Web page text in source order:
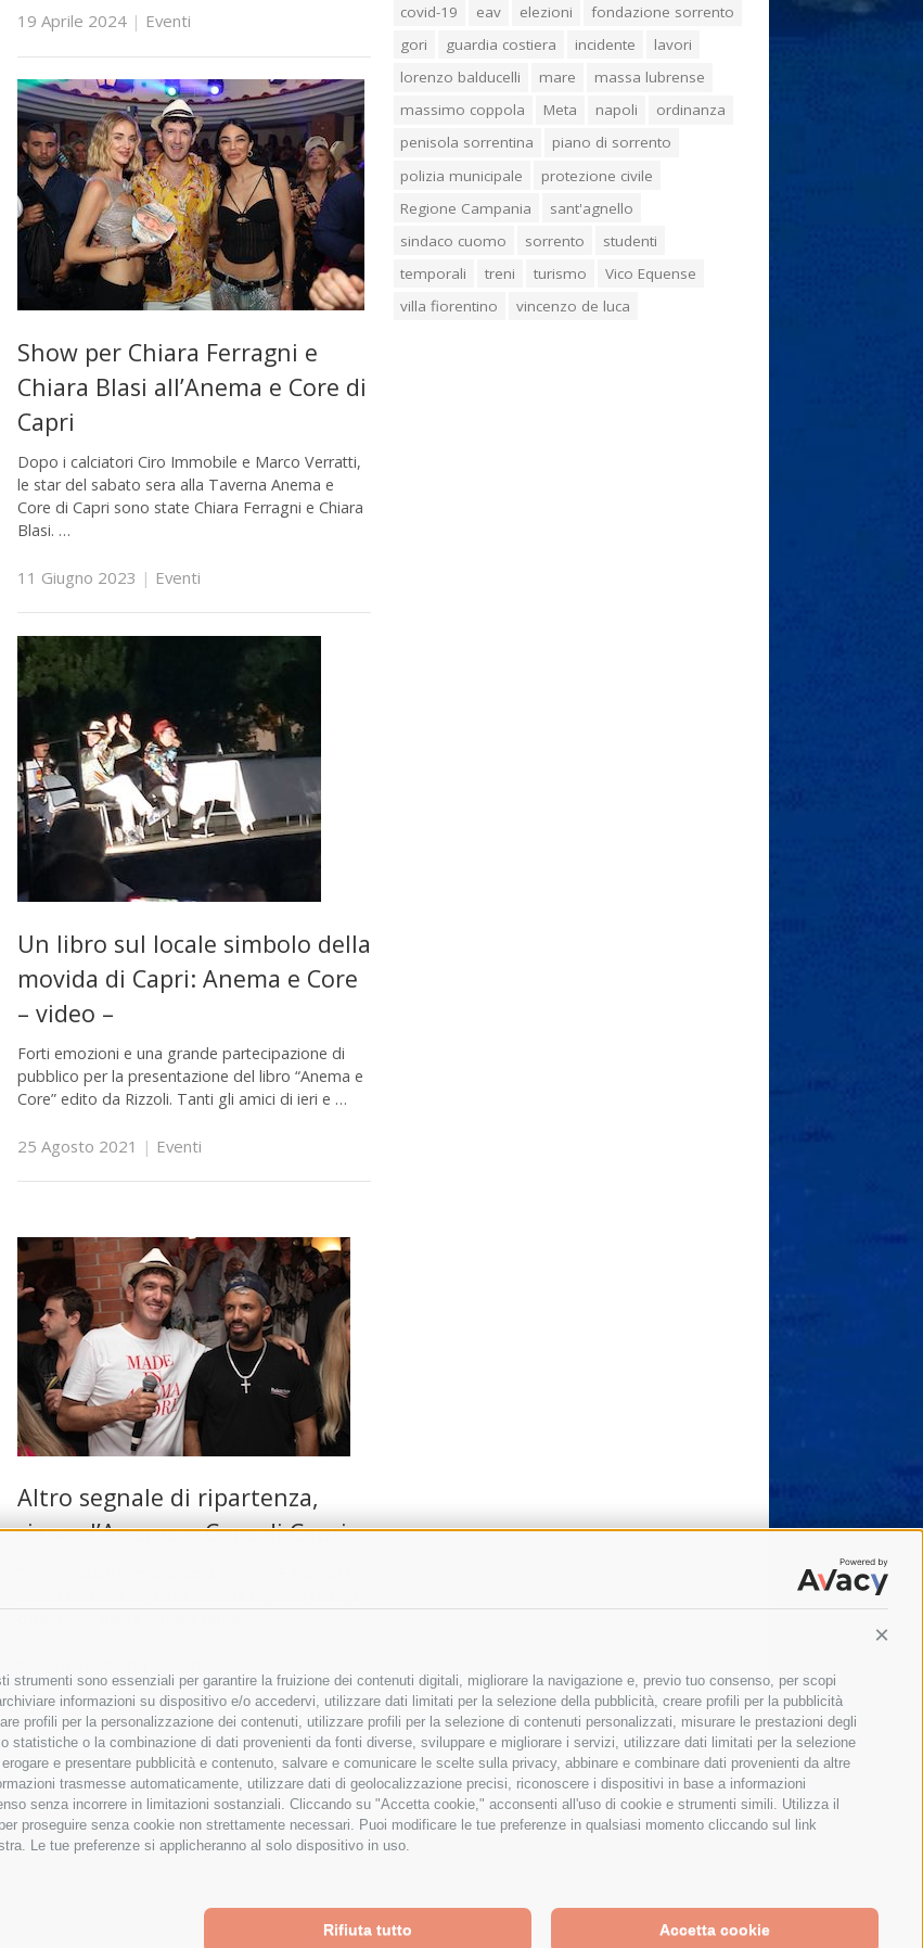
sono essenziali per garantire la fruizione dei contenuti digitali, migliorare la navigazione e, previo tuo consenso, per scopi
informazioni su dispositivo e/o accedervi, utilizzare dati limitati per la selezione della pubblicità, creare profili per la pubblicità
profili per la personalizzazione dei contenuti, utilizzare profili per la selezione di contenuti personalizzati, misurare le prestazioni degli
statistiche o la combinazione di dati provenienti da fonti diverse, sviluppare e migliorare i servizi, utilizzare dati limitati per la selezione
e presentare pubblicità e contenuto, salvare e comunicare le scelte sulla privacy, abbinare e combinare dati provenienti da altre
trasmesse automaticamente, utilizzare dati di geolocalizzazione precisi, riconoscere i dispositivi in base a informazioni
senza incorrere in limitazioni sostanziali. Cliccando su "Accetta cookie," acconsenti all'uso di cookie e strumenti simili. Utilizza il
proseguire senza cookie non strettamente necessari. Puoi modificare le tue preferenze in qualsiasi momento cliccando sul link
Le tue preferenze si applicheranno al solo dispositivo in uso.
Accetta cookie
Rifiuta tutto
19 Aprile 2024| Eventi
Show per Chiara Ferragni e
Chiara Blasi all’Anema e Core di
Capri
Dopo i calciatori Ciro Immobile e Marco Verratti,
le star del sabato sera alla Taverna Anema e
Core di Capri sono state Chiara Ferragni e Chiara
Blasi. …
11 Giugno 2023 | Eventi
Un libro sul locale simbolo della
movida di Capri: Anema e Core
– video –
Forti emozioni e una grande partecipazione di
pubblico per la presentazione del libro “Anema e
Core” edito da Rizzoli. Tanti gli amici di ieri e …
25 Agosto 2021 | Eventi
Altro segnale di ripartenza,
riapre l’Anema e Core di Capri
covid-19
eav elezioni
fondazione sorrento
gori
guardia costiera incidente
lavori
lorenzo balducelli
mare
massa lubrense
massimo coppola
Meta napoli
ordinanza
penisola sorrentina
piano di sorrento
polizia municipale
protezione civile
Regione Campania
sant'agnello
sindaco cuomo
sorrento
studenti
temporali
treni turismo
Vico Equense
villa fiorentino
vincenzo de luca